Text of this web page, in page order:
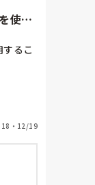
使用
るこ
18 ・ 12/19